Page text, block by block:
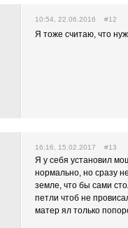
10:54, 22.06.2016 #12
Я тоже считаю, что
16:16, 15.02.2017 #13
Я у себя установил
нормально, но сразу
земле, что бы сами
петли чтоб не
матер ял только